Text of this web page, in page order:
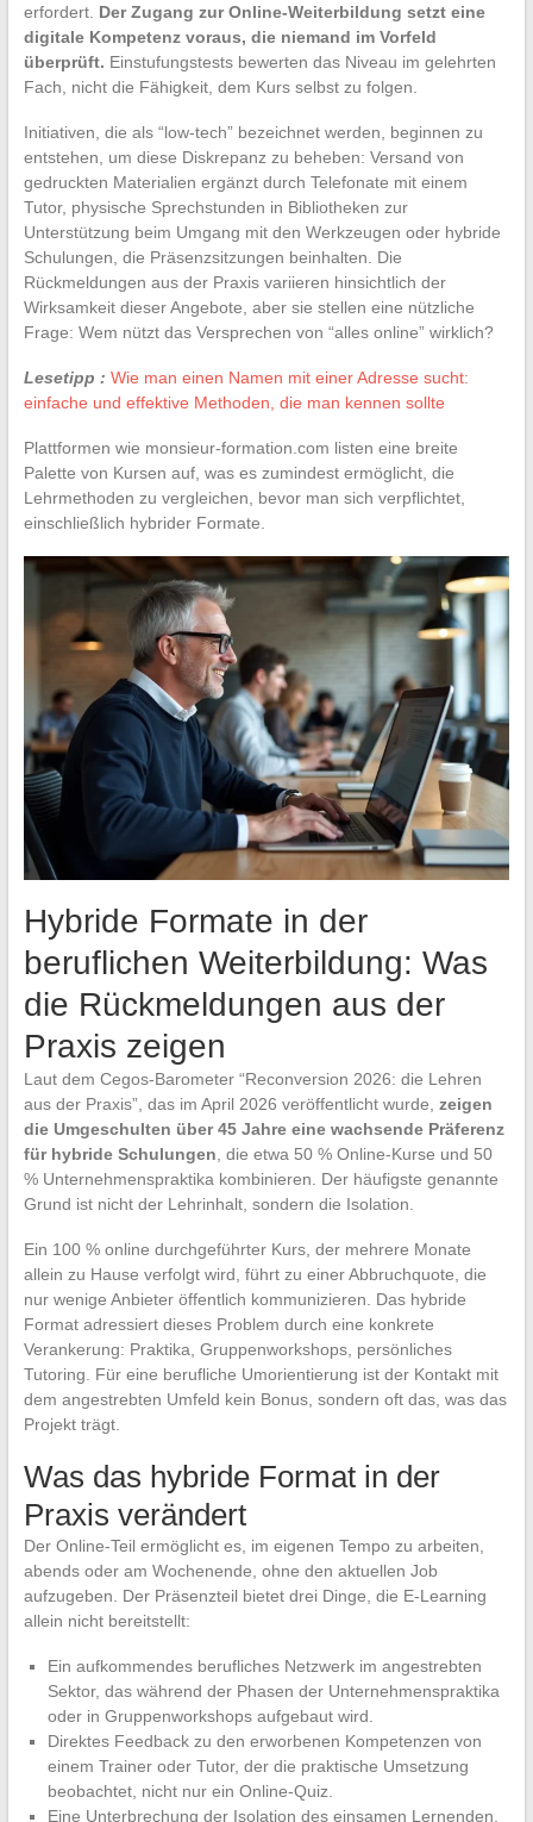
erfordert. Der Zugang zur Online-Weiterbildung setzt eine
digitale Kompetenz voraus, die niemand im Vorfeld
überprüft. Einstufungstests bewerten das Niveau im gelehrten
Fach, nicht die Fähigkeit, dem Kurs selbst zu folgen.
Initiativen, die als “low-tech” bezeichnet werden, beginnen zu
entstehen, um diese Diskrepanz zu beheben: Versand von
gedruckten Materialien ergänzt durch Telefonate mit einem
Tutor, physische Sprechstunden in Bibliotheken zur
Unterstützung beim Umgang mit den Werkzeugen oder hybride
Schulungen, die Präsenzsitzungen beinhalten. Die
Rückmeldungen aus der Praxis variieren hinsichtlich der
Wirksamkeit dieser Angebote, aber sie stellen eine nützliche
Frage: Wem nützt das Versprechen von “alles online” wirklich?
Lesetipp : Wie man einen Namen mit einer Adresse sucht:
einfache und effektive Methoden, die man kennen sollte
Plattformen wie monsieur-formation.com listen eine breite
Palette von Kursen auf, was es zumindest ermöglicht, die
Lehrmethoden zu vergleichen, bevor man sich verpflichtet,
einschließlich hybrider Formate.
Hybride Formate in der
beruflichen Weiterbildung: Was
die Rückmeldungen aus der
Praxis zeigen
Laut dem Cegos-Barometer “Reconversion 2026: die Lehren
aus der Praxis”, das im April 2026 veröffentlicht wurde, zeigen
die Umgeschulten über 45 Jahre eine wachsende Präferenz
für hybride Schulungen, die etwa 50 % Online-Kurse und 50
% Unternehmenspraktika kombinieren. Der häufigste genannte
Grund ist nicht der Lehrinhalt, sondern die Isolation.
Ein 100 % online durchgeführter Kurs, der mehrere Monate
allein zu Hause verfolgt wird, führt zu einer Abbruchquote, die
nur wenige Anbieter öffentlich kommunizieren. Das hybride
Format adressiert dieses Problem durch eine konkrete
Verankerung: Praktika, Gruppenworkshops, persönliches
Tutoring. Für eine berufliche Umorientierung ist der Kontakt mit
dem angestrebten Umfeld kein Bonus, sondern oft das, was das
Projekt trägt.
Was das hybride Format in der
Praxis verändert
Der Online-Teil ermöglicht es, im eigenen Tempo zu arbeiten,
abends oder am Wochenende, ohne den aktuellen Job
aufzugeben. Der Präsenzteil bietet drei Dinge, die E-Learning
allein nicht bereitstellt:
Ein aufkommendes berufliches Netzwerk im angestrebten
Sektor, das während der Phasen der Unternehmenspraktika
oder in Gruppenworkshops aufgebaut wird.
Direktes Feedback zu den erworbenen Kompetenzen von
einem Trainer oder Tutor, der die praktische Umsetzung
beobachtet, nicht nur ein Online-Quiz.
Eine Unterbrechung der Isolation des einsamen Lernenden,